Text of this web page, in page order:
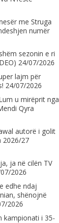
me Struga
numër
sezonin e ri
24/07/2026
lajm për
24/07/2026
u mirëprit nga
Qyra
autorë i golit
2026/27
ja në cilën TV
2026
edhe ndaj
shënojnë
2026
kampionati i 35-